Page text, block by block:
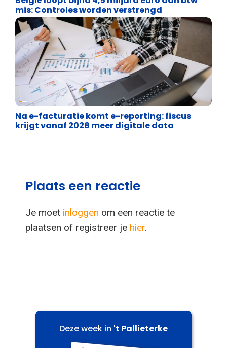
mis: Controles worden verstrengd
Financiële vrijheid
Na e-facturatie komt e-reporting: fiscus
krijgt vanaf 2028 meer digitale data
Plaats een reactie
Je moet inloggen om een reactie te
plaatsen of registreer je hier.
Deze week in 't Pallieterke